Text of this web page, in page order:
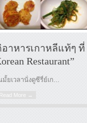
าหารเกาหลีแท้ๆ ที่
Restaurant”
มั้ยเวลานั่งดูซีรี่ย์เก...
Read More →